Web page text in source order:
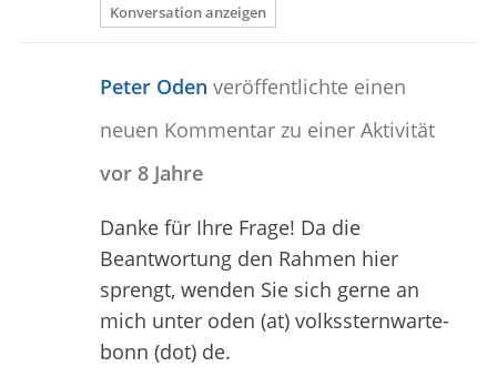
Konversation anzeigen
Peter Oden veröffentlichte einen
neuen Kommentar zu einer Aktivität
vor 8 Jahre
Danke für Ihre Frage! Da die
Beantwortung den Rahmen hier
sprengt, wenden Sie sich gerne an
mich unter oden (at) volkssternwarte-
bonn (dot) de.